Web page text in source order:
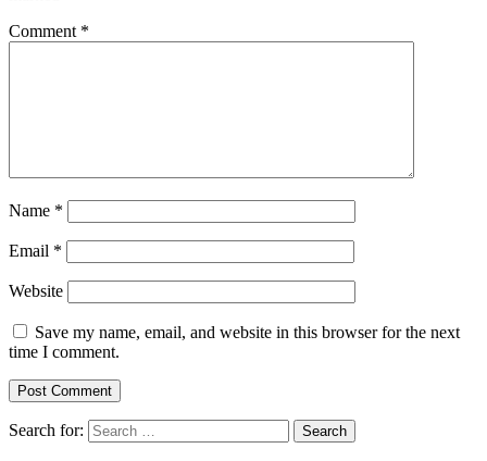
Comment *
Name *
Email *
Website
Save my name, email, and website in this browser for the next
time I comment.
Search for: